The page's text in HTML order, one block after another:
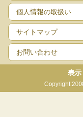
個人情報の取扱い
サイトマップ
お問い合わせ
表示